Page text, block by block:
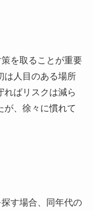
を取ることが重要
は人目のある場所
ればリスクは減ら
が、徐々に慣れて
す場合、同年代の